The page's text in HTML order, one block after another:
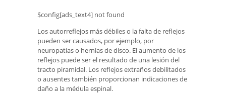
$config[ads_text4] not found
Los autorreflejos más débiles o la falta de reflejos
pueden ser causados, por ejemplo, por
neuropatías o hernias de disco. El aumento de los
reflejos puede ser el resultado de una lesión del
tracto piramidal. Los reflejos extraños debilitados
o ausentes también proporcionan indicaciones de
daño a la médula espinal.